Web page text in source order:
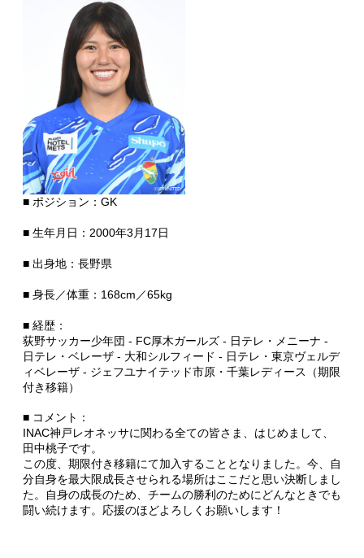
■ ポジション：GK
■ 生年月日：2000年3月17日
■ 出身地：長野県
■ 身長／体重：168cm／65kg
■ 経歴：
荻野サッカー少年団 - FC厚木ガールズ - 日テレ・メニーナ -
日テレ・ベレーザ - 大和シルフィード - 日テレ・東京ヴェルデ
ィベレーザ - ジェフユナイテッド市原・千葉レディース（期限
付き移籍）
■ コメント：
INAC神戸レオネッサに関わる全ての皆さま、はじめまして、
田中桃子です。
この度、期限付き移籍にて加入することとなりました。今、自
分自身を最大限成長させられる場所はここだと思い決断しまし
た。自身の成長のため、チームの勝利のためにどんなときでも
闘い続けます。応援のほどよろしくお願いします！